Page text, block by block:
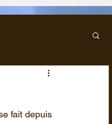
fait depuis